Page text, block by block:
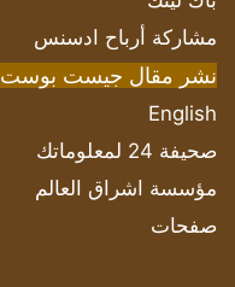
مشاركة أرباح ادسنس
نشر مقال جيست بوست
English
صحيفة 24 لمعلوماتك
مؤسسة اشراق العالم
صفحات